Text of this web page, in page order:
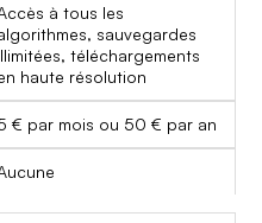
à tous les
sauvegardes
téléchargements
haute résolution
€ par mois ou 50 € par an